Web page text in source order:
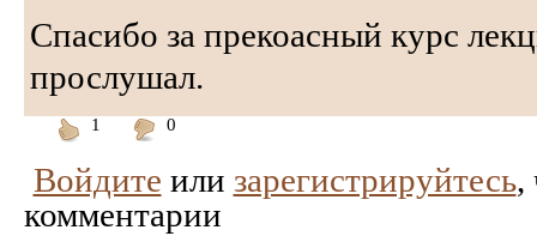
Спасибо за прекоасный курс
прослушал.
1
понравилось
0
Войдите или зарегистрируйтесь,
комментарии